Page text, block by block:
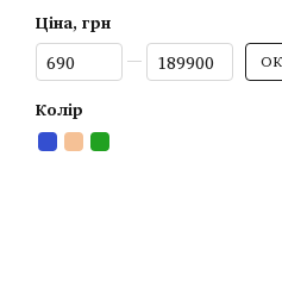
Ціна, грн
Від Ціна, грн
До Ціна, грн ОК
Колір